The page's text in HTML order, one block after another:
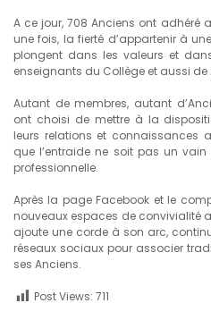
A ce jour, 708 Anciens ont adhéré
une fois, la fierté d’appartenir à
plongent dans les valeurs et
enseignants du Collège et aussi de
Autant de membres, autant
ont choisi de mettre à la
leurs relations et connaissances
que l’entraide ne soit pas un
professionnelle.
Après la page Facebook et le
nouveaux espaces de convivialité
ajoute une corde à son arc,
réseaux sociaux pour associer
ses Anciens.
Post Views: 711